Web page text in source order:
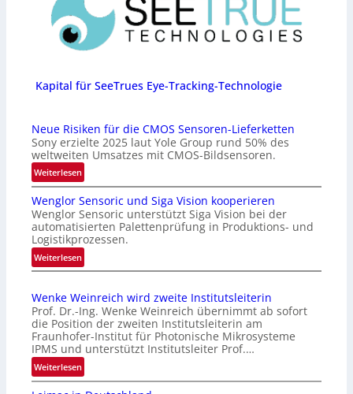
Kapital für SeeTrues Eye-Tracking-Technologie
Neue Risiken für die CMOS Sensoren-Lieferketten
Sony erzielte 2025 laut Yole Group rund 50% des
weltweiten Umsatzes mit CMOS-Bildsensoren.
Weiterlesen:
N
e
u
e
R
i
k
e
n
ü
r
Wenglor Sensoric und Siga Vision kooperieren
Wenglor Sensoric unterstützt Siga Vision bei der
automatisierten Palettenprüfung in Produktions- und
Logistikprozessen.
Weiterlesen:
W
n
g
l
o
r
S
Wenke Weinreich wird zweite Institutsleiterin
Prof. Dr.-Ing. Wenke Weinreich übernimmt ab sofort
die Position der zweiten Institutsleiterin am
Fraunhofer-Institut für Photonische Mikrosysteme
IPMS und unterstützt Institutsleiter Prof.…
Weiterlesen:
W